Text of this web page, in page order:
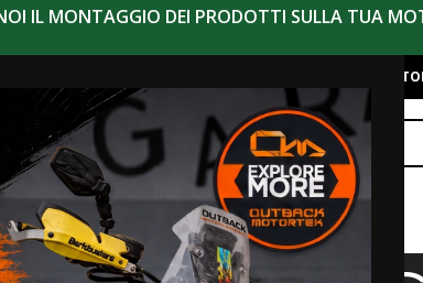
IL MONTAGGIO DEI PRODOTTI SULLA TUA
TUA MOTO